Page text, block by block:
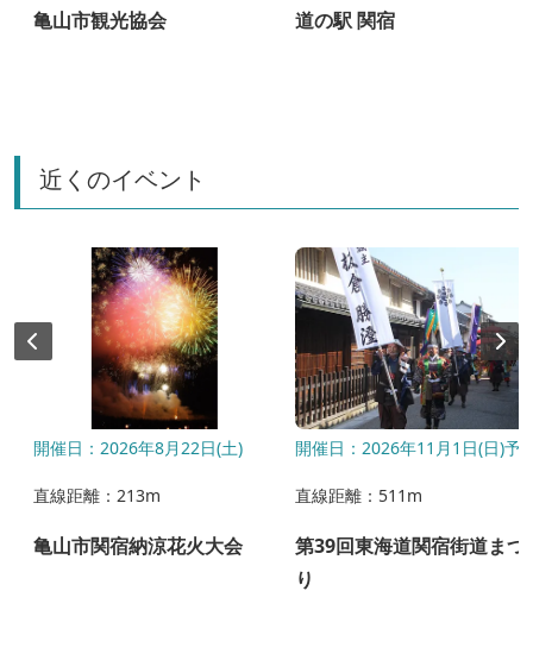
亀山市観光協会 道の駅 関宿
近くのイベント
開催日：2026年8月22日(土)
直線距離：213m
亀山市関宿納涼花火大会
開催日：2026年11月1日(日)予
直線距離：511m
第39回東海道関宿街道まつ
り